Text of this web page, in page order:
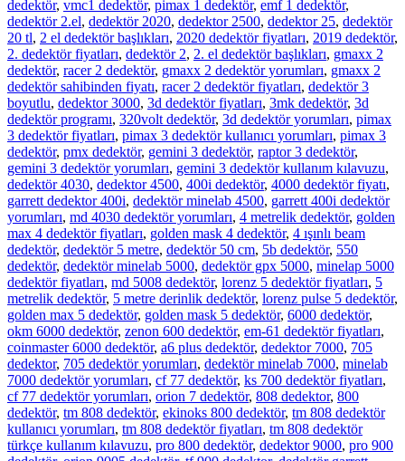
dedektör, vmc1 dedektör, pimax 1 dedektör, emf 1 dedektör,
dedektör 2.el, dedektör 2020, dedektor 2500, dedektor 25, dedektör
20 tl, 2 el dedektör başlıkları, 2020 dedektör fiyatları, 2019 dedektör,
2. dedektör fiyatları, dedektör 2, 2. el dedektör başlıkları, gmaxx 2
dedektör, racer 2 dedektör, gmaxx 2 dedektör yorumları, gmaxx 2
dedektör sahibinden fiyatı, racer 2 dedektör fiyatları, dedektör 3
boyutlu, dedektor 3000, 3d dedektör fiyatları, 3mk dedektör, 3d
dedektör programı, 320volt dedektör, 3d dedektör yorumları, pimax
3 dedektör fiyatları, pimax 3 dedektör kullanıcı yorumları, pimax 3
dedektör, pmx dedektör, gemini 3 dedektör, raptor 3 dedektör,
gemini 3 dedektör yorumları, gemini 3 dedektör kullanım kılavuzu,
dedektör 4030, dedektor 4500, 400i dedektör, 4000 dedektör fiyatı,
garrett dedektor 400i, dedektör minelab 4500, garrett 400i dedektör
yorumları, md 4030 dedektör yorumları, 4 metrelik dedektör, golden
max 4 dedektör fiyatları, golden mask 4 dedektör, 4 ışınlı beam
dedektör, dedektör 5 metre, dedektör 50 cm, 5b dedektör, 550
dedektör, dedektör minelab 5000, dedektör gpx 5000, minelap 5000
dedektör fiyatları, md 5008 dedektör, lorenz 5 dedektör fiyatları, 5
metrelik dedektör, 5 metre derinlik dedektör, lorenz pulse 5 dedektör,
golden max 5 dedektör, golden mask 5 dedektör, 6000 dedektör,
okm 6000 dedektör, zenon 600 dedektör, em-61 dedektör fiyatları,
coinmaster 6000 dedektör, a6 plus dedektör, dedektor 7000, 705
dedektor, 705 dedektör yorumları, dedektör minelab 7000, minelab
7000 dedektör yorumları, cf 77 dedektör, ks 700 dedektör fiyatları,
cf 77 dedektör yorumları, orion 7 dedektör, 808 dedektor, 800
dedektör, tm 808 dedektör, ekinoks 800 dedektör, tm 808 dedektör
kullanıcı yorumları, tm 808 dedektör fiyatları, tm 808 dedektör
türkçe kullanım kılavuzu, pro 800 dedektör, dedektor 9000, pro 900